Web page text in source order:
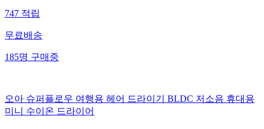
747적립
무료배송
185명구매중
오아 슈퍼플로우 여행용 헤어 드라이기 BLDC 저소음 휴대용
미니 수이온 드라이어